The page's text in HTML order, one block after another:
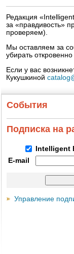
Редакция
за «правдивость»
проверяем).
Мы оставляем за
убирать
Если у вас
Кукушкиной
События
Подписка на
Intelligent
E-mail
Управление